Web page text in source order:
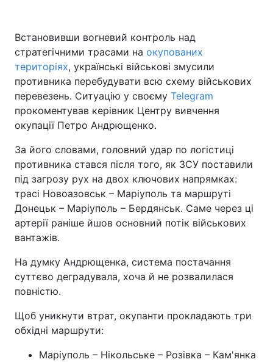
Встановивши вогневий контроль над
стратегічними трасами на окупованих
територіях, українські військові змусили
противника перебудувати всю схему військових
перевезень. Ситуацію у своєму Telegram
прокоментував керівник Центру вивчення
окупації Петро Андрющенко.
За його словами, головний удар по логістиці
противника стався після того, як ЗСУ поставили
під загрозу рух на двох ключових напрямках:
трасі Новоазовськ – Маріуполь та маршруті
Донецьк – Маріуполь – Бердянськ. Саме через ці
артерії раніше йшов основний потік військових
вантажів.
На думку Андрющенка, система постачання
суттєво деградувала, хоча й не розвалилася
повністю.
Щоб уникнути втрат, окупанти прокладають три
обхідні маршрути:
Маріуполь – Нікольське – Розівка – Кам'янка